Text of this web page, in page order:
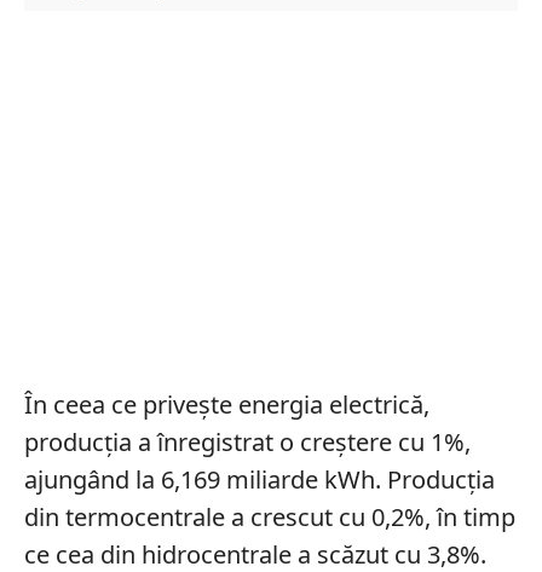
În ceea ce privește energia electrică,
producția a înregistrat o creștere cu 1%,
ajungând la 6,169 miliarde kWh. Producția
din termocentrale a crescut cu 0,2%, în timp
ce cea din hidrocentrale a scăzut cu 3,8%.